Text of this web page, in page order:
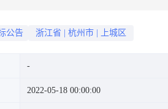
公告 浙江省 杭州市 上城区
2022-05-18 00:00:00